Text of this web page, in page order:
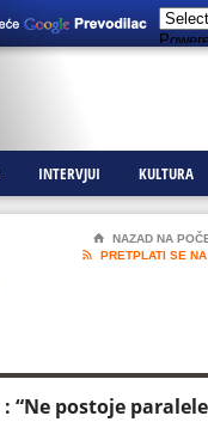
INTERVJUI KULTURA
⌂
NAZAD NA

PRETPLATI SE
“Ne postoje paralele